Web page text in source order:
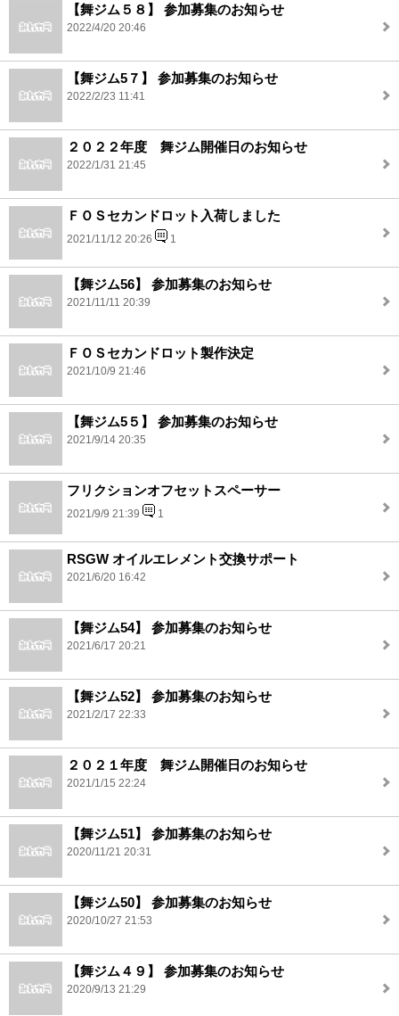
【舞ジム５８】 参加募集のお知らせ
2022/4/20 20:46
【舞ジム5７】 参加募集のお知らせ
2022/2/23 11:41
２０２２年度 舞ジム開催日のお知らせ
2022/1/31 21:45
ＦＯＳセカンドロット入荷しました
2021/11/12 20:26 1
【舞ジム56】 参加募集のお知らせ
2021/11/11 20:39
ＦＯＳセカンドロット製作決定
2021/10/9 21:46
【舞ジム5５】 参加募集のお知らせ
2021/9/14 20:35
フリクションオフセットスペーサー
2021/9/9 21:39 1
RSGW オイルエレメント交換サポート
2021/6/20 16:42
【舞ジム54】 参加募集のお知らせ
2021/6/17 20:21
【舞ジム52】 参加募集のお知らせ
2021/2/17 22:33
２０２１年度 舞ジム開催日のお知らせ
2021/1/15 22:24
【舞ジム51】 参加募集のお知らせ
2020/11/21 20:31
【舞ジム50】 参加募集のお知らせ
2020/10/27 21:53
【舞ジム４９】 参加募集のお知らせ
2020/9/13 21:29